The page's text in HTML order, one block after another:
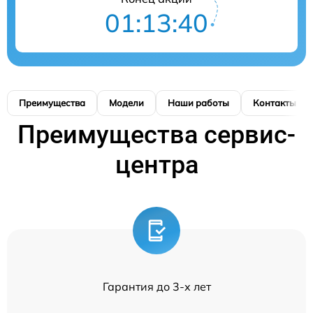
01:13:39
Преимущества Модели Наши работы Контакты
Преимущества сервис-
центра
Гарантия до 3-х лет